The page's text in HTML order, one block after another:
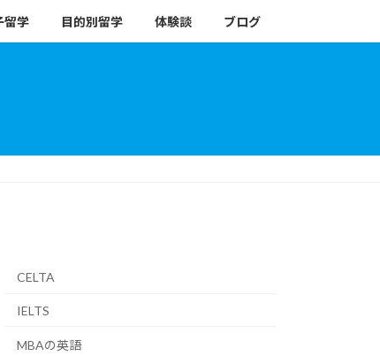
留学 目的別留学 体験談 ブログ
CELTA
IELTS
MBAの英語